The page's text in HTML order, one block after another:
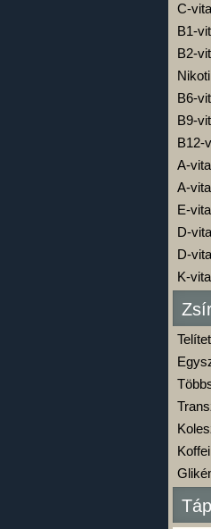
C-
B1-
B2-
B6-
B9-
B12-
A-
A-
E-
D-
D-
K-